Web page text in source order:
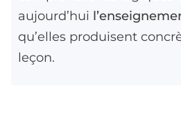
aujourd’hui
qu’elles produisent
leçon.